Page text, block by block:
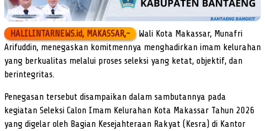
HALILINTARNEWS.id, MAKASSAR,- Wali Kota Makassar, Munafri
Arifuddin, menegaskan komitmennya menghadirkan imam kelurahan
yang berkualitas melalui proses seleksi yang ketat, objektif, dan
berintegritas.
Penegasan tersebut disampaikan dalam sambutannya pada
kegiatan Seleksi Calon Imam Kelurahan Kota Makassar Tahun 2026
yang digelar oleh Bagian Kesejahteraan Rakyat (Kesra) di Kantor